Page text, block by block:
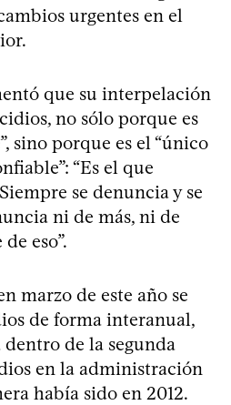
urgentes en el
que su interpelación
no sólo porque es
sino porque es el “único
“Es el que
se denuncia y se
ni de más, ni de
eso”.
marzo de este año se
de forma interanual,
de la segunda
en la administración
había sido en 2012.